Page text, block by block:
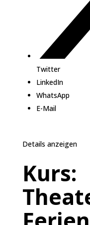
Twitter
LinkedIn
WhatsApp
E-Mail
Details anzeigen
Kurs: